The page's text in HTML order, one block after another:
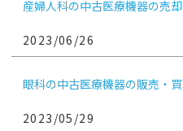
産婦人科の中古医療機器の売
2023/06/26
眼科の中古医療機器の販売・
2023/05/29